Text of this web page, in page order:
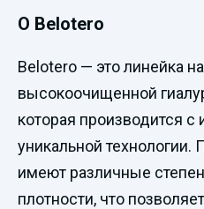
О Belotero
Belotero — это линейка
высокоочищенной
которая производится с
уникальной технологии.
имеют различные
плотности, что